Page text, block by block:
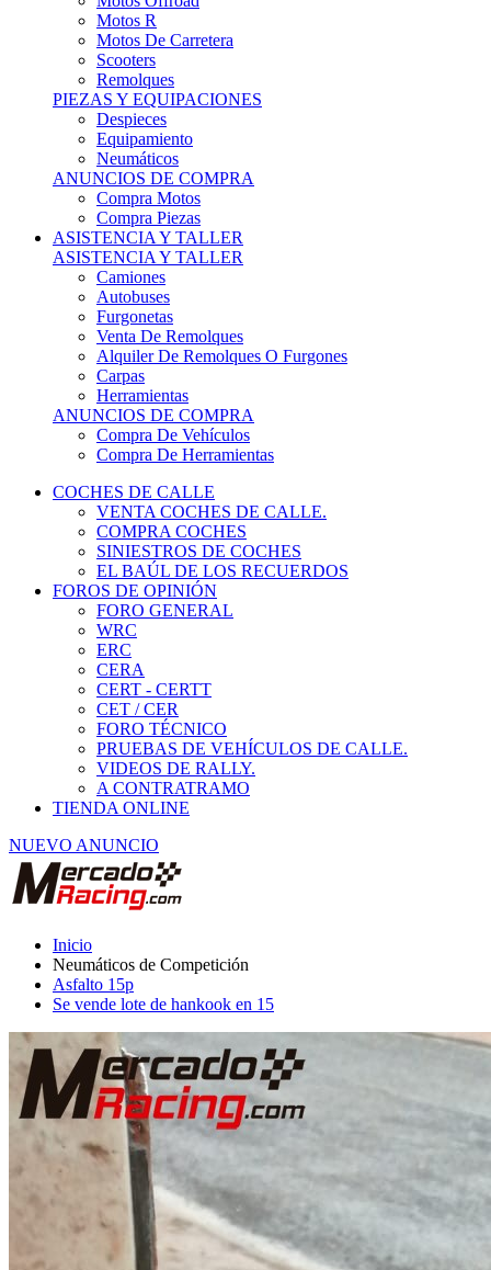
Motos R
Motos De Carretera
Scooters
Remolques
PIEZAS Y EQUIPACIONES
Despieces
Equipamiento
Neumáticos
ANUNCIOS DE COMPRA
Compra Motos
Compra Piezas
ASISTENCIA Y TALLER
ASISTENCIA Y TALLER
Camiones
Autobuses
Furgonetas
Venta De Remolques
Alquiler De Remolques O Furgones
Carpas
Herramientas
ANUNCIOS DE COMPRA
Compra De Vehículos
Compra De Herramientas
COCHES DE CALLE
VENTA COCHES DE CALLE.
COMPRA COCHES
SINIESTROS DE COCHES
EL BAÚL DE LOS RECUERDOS
FOROS DE OPINIÓN
FORO GENERAL
WRC
ERC
CERA
CERT - CERTT
CET / CER
FORO TÉCNICO
PRUEBAS DE VEHÍCULOS DE CALLE.
VIDEOS DE RALLY.
A CONTRATRAMO
TIENDA ONLINE
NUEVO ANUNCIO
Inicio
Neumáticos de Competición
Asfalto 15p
Se vende lote de hankook en 15